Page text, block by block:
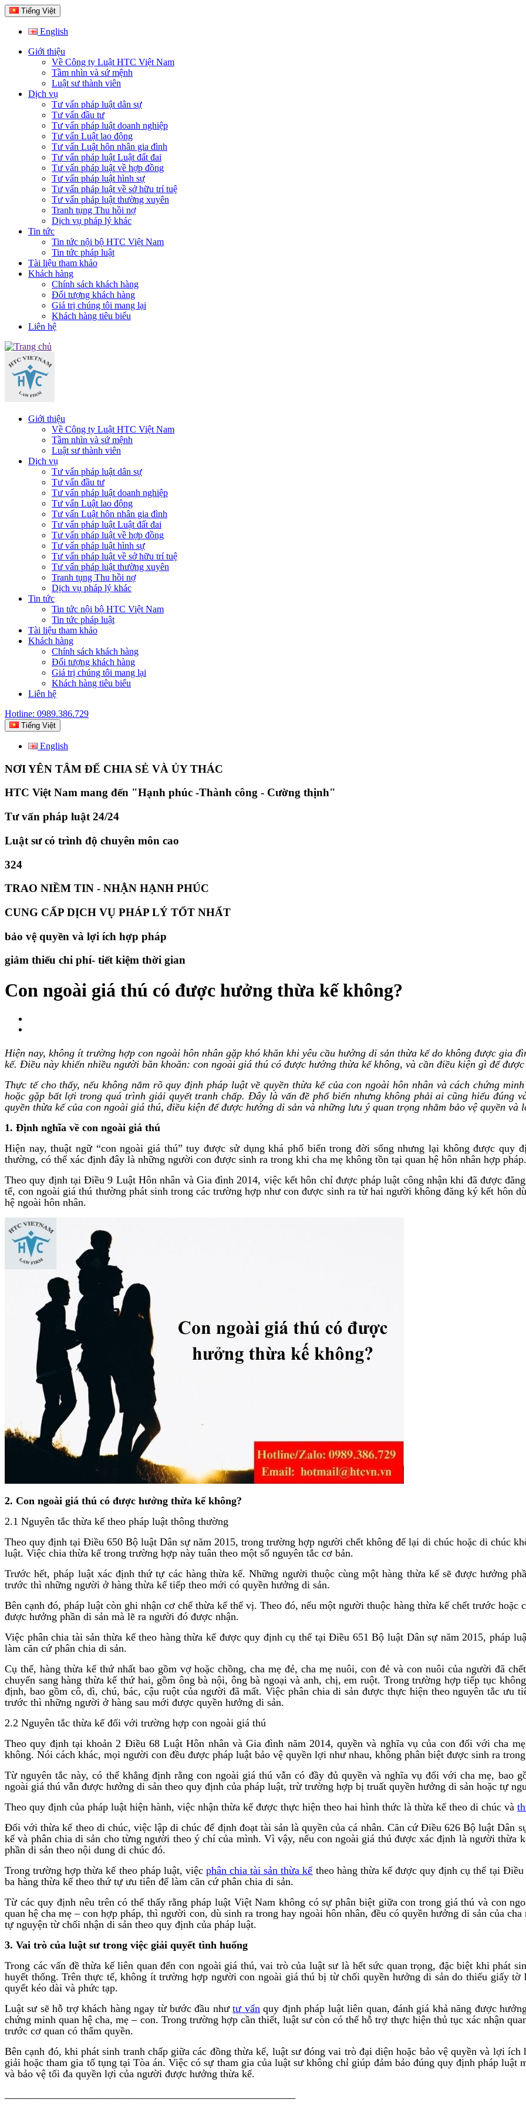
Tiếng Việt
English
Giới thiệu
Về Công ty Luật HTC Việt Nam
Tầm nhìn và sứ mệnh
Luật sư thành viên
Dịch vụ
Tư vấn pháp luật dân sự
Tư vấn đầu tư
Tư vấn pháp luật doanh nghiệp
Tư vấn Luật lao động
Tư vấn Luật hôn nhân gia đình
Tư vấn pháp luật Luật đất đai
Tư vấn pháp luật về hợp đồng
Tư vấn pháp luật hình sự
Tư vấn pháp luật về sở hữu trí tuệ
Tư vấn pháp luật thường xuyên
Tranh tụng Thu hồi nợ
Dịch vụ pháp lý khác
Tin tức
Tin tức nội bộ HTC Việt Nam
Tin tức pháp luật
Tài liệu tham khảo
Khách hàng
Chính sách khách hàng
Đối tượng khách hàng
Giá trị chúng tôi mang lại
Khách hàng tiêu biểu
Liên hệ
Giới thiệu
Về Công ty Luật HTC Việt Nam
Tầm nhìn và sứ mệnh
Luật sư thành viên
Dịch vụ
Tư vấn pháp luật dân sự
Tư vấn đầu tư
Tư vấn pháp luật doanh nghiệp
Tư vấn Luật lao động
Tư vấn Luật hôn nhân gia đình
Tư vấn pháp luật Luật đất đai
Tư vấn pháp luật về hợp đồng
Tư vấn pháp luật hình sự
Tư vấn pháp luật về sở hữu trí tuệ
Tư vấn pháp luật thường xuyên
Tranh tụng Thu hồi nợ
Dịch vụ pháp lý khác
Tin tức
Tin tức nội bộ HTC Việt Nam
Tin tức pháp luật
Tài liệu tham khảo
Khách hàng
Chính sách khách hàng
Đối tượng khách hàng
Giá trị chúng tôi mang lại
Khách hàng tiêu biểu
Liên hệ
Hotline: 0989.386.729
Tiếng Việt
English
NƠI YÊN TÂM ĐỂ CHIA SẺ VÀ ỦY THÁC
HTC Việt Nam mang đến "Hạnh phúc -Thành công - Cường thịnh"
Tư vấn pháp luật 24/24
Luật sư có trình độ chuyên môn cao
324
TRAO NIỀM TIN - NHẬN HẠNH PHÚC
CUNG CẤP DỊCH VỤ PHÁP LÝ TỐT NHẤT
bảo vệ quyền và lợi ích hợp pháp
giảm thiếu chi phí- tiết kiệm thời gian
Con ngoài giá thú có được hưởng thừa kế không?
Hiện nay, không ít trường hợp con ngoài hôn nhân gặp khó khăn khi yêu cầu hưởng di sản thừa kế do không được gia
kế. Điều này khiến nhiều người băn khoăn: con ngoài giá thú có được hưởng thừa kế không, và cần điều kiện gì để
Thực tế cho thấy, nếu không nắm rõ quy định pháp luật về quyền thừa kế của con ngoài hôn nhân và cách chứng
hoặc gặp bất lợi trong quá trình giải quyết tranh chấp. Đây là vấn đề phổ biến nhưng không phải ai cũng hiểu đúng
quyền thừa kế của con ngoài giá thú, điều kiện để được hưởng di sản và những lưu ý quan trọng nhằm bảo vệ quyền và
1. Định nghĩa về con ngoài giá thú
Hiện nay, thuật ngữ “con ngoài giá thú” tuy được sử dụng khá phổ biến trong đời sống nhưng lại không được quy
thường, có thể xác định đây là những người con được sinh ra trong khi cha mẹ không tồn tại quan hệ hôn nhân hợp pháp.
Theo quy định tại Điều 9 Luật Hôn nhân và Gia đình 2014, việc kết hôn chỉ được pháp luật công nhận khi đã được
tế, con ngoài giá thú thường phát sinh trong các trường hợp như con được sinh ra từ hai người không đăng ký kết hôn
hệ ngoài hôn nhân.
2. Con ngoài giá thú có được hưởng thừa kế không?
2.1 Nguyên tắc thừa kế theo pháp luật thông thường
Theo quy định tại Điều 650 Bộ luật Dân sự năm 2015, trong trường hợp người chết không để lại di chúc hoặc di chúc
luật. Việc chia thừa kế trong trường hợp này tuân theo một số nguyên tắc cơ bản.
Trước hết, pháp luật xác định thứ tự các hàng thừa kế. Những người thuộc cùng một hàng thừa kế sẽ được hưởng
trước thì những người ở hàng thừa kế tiếp theo mới có quyền hưởng di sản.
Bên cạnh đó, pháp luật còn ghi nhận cơ chế thừa kế thế vị. Theo đó, nếu một người thuộc hàng thừa kế chết trước
được hưởng phần di sản mà lẽ ra người đó được nhận.
Việc phân chia tài sản thừa kế theo hàng thừa kế được quy định cụ thể tại Điều 651 Bộ luật Dân sự năm 2015, pháp
làm căn cứ phân chia di sản.
Cụ thể, hàng thừa kế thứ nhất bao gồm vợ hoặc chồng, cha mẹ đẻ, cha mẹ nuôi, con đẻ và con nuôi của người đã
chuyển sang hàng thừa kế thứ hai, gồm ông bà nội, ông bà ngoại và anh, chị, em ruột. Trong trường hợp tiếp tục
định, bao gồm cô, dì, chú, bác, cậu ruột của người đã mất. Việc phân chia di sản được thực hiện theo nguyên tắc ưu
trước thì những người ở hàng sau mới được quyền hưởng di sản.
2.2 Nguyên tắc thừa kế đối với trường hợp con ngoài giá thú
Theo quy định tại khoản 2 Điều 68 Luật Hôn nhân và Gia đình năm 2014, quyền và nghĩa vụ của con đối với cha
không. Nói cách khác, mọi người con đều được pháp luật bảo vệ quyền lợi như nhau, không phân biệt được sinh ra
Từ nguyên tắc này, có thể khẳng định rằng con ngoài giá thú vẫn có đầy đủ quyền và nghĩa vụ đối với cha mẹ, bao
ngoài giá thú vẫn được hưởng di sản theo quy định của pháp luật, trừ trường hợp bị truất quyền hưởng di sản hoặc tự
Theo quy định của pháp luật hiện hành, việc nhận thừa kế được thực hiện theo hai hình thức là thừa kế theo di chúc và
Đối với thừa kế theo di chúc, việc lập di chúc để định đoạt tài sản là quyền của cá nhân. Căn cứ Điều 626 Bộ luật Dân
kế và phân chia di sản cho từng người theo ý chí của mình. Vì vậy, nếu con ngoài giá thú được xác định là người thừa
phần di sản theo nội dung di chúc đó.
Trong trường hợp thừa kế theo pháp luật, việc phân chia tài sản thừa kếtheo hàng thừa kế được quy định cụ thể tại
ba hàng thừa kế theo thứ tự ưu tiên để làm căn cứ phân chia di sản.
Từ các quy định nêu trên có thể thấy rằng pháp luật Việt Nam không có sự phân biệt giữa con trong giá thú và con
quan hệ cha mẹ – con hợp pháp, thì người con, dù sinh ra trong hay ngoài hôn nhân, đều có quyền hưởng di sản của
tự nguyện từ chối nhận di sản theo quy định của pháp luật.
3. Vai trò của luật sư trong việc giải quyết tình huống
Trong các vấn đề thừa kế liên quan đến con ngoài giá thú, vai trò của luật sư là hết sức quan trọng, đặc biệt khi phát
huyết thống. Trên thực tế, không ít trường hợp người con ngoài giá thú bị từ chối quyền hưởng di sản do thiếu giấy tờ
quyết kéo dài và phức tạp.
Luật sư sẽ hỗ trợ khách hàng ngay từ bước đầu nhưtư vấn quy định pháp luật liên quan, đánh giá khả năng được
chứng minh quan hệ cha, mẹ – con. Trong trường hợp cần thiết, luật sư còn có thể hỗ trợ thực hiện thủ tục xác nhận
trước cơ quan có thẩm quyền.
Bên cạnh đó, khi phát sinh tranh chấp giữa các đồng thừa kế, luật sư đóng vai trò đại diện hoặc bảo vệ quyền và lợi
giải hoặc tham gia tố tụng tại Tòa án. Việc có sự tham gia của luật sư không chỉ giúp đảm bảo đúng quy định pháp
và bảo vệ tối đa quyền lợi của người được hưởng thừa kế.